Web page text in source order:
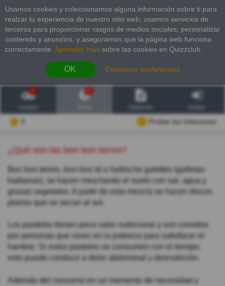
Usamos cookies y coleccionamos alguna información sobre ti para
realzar tu experiencia de nuestro sitio web; usamos servicios de
terceros para proporcionar rasgos de medios sociales, personalizar
contenido y anuncios, y asegurarnos que la página web funciona
correctamente. Aprender más sobre las cookies en Quizzclub.
OK Establecer preferencias
2
Probar las inderectas
¿Qué son las bon bon terres?
Bon bon terres, bon bon tá o haïtische galettes (galletas
haitianas), se hacen mezclando el suelo con sal, agua y
grasas vegetales. A partir de esta mezcla se hacen discos
planos que se secan al sol.
Los pasteles tienen poco valor nutricional y son comidos
por personas que viven en la pobreza para satisfacer el
hambre. Si estos pasteles se consumen con el tiempo,
esto puede conducir a dolor abdominal y desnutrición.
Además del consumo en un momento de necesidad y